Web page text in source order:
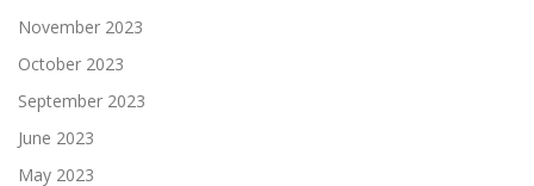
November 2023
October 2023
September 2023
June 2023
May 2023